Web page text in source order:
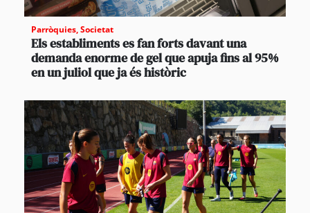
Parròquies,Societat
Els establiments es fan forts davant una
demanda enorme de gel que apuja fins al 95%
en un juliol que ja és històric